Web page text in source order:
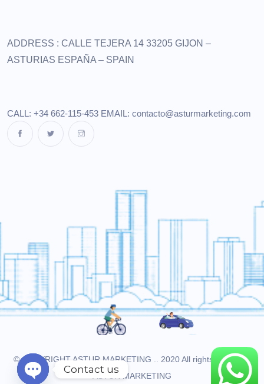
ADDRESS : CALLE TEJERA 14 33205 GIJON –
ASTURIAS ESPAÑA – SPAIN
CALL: +34 662-115-453 EMAIL: contacto@asturmarketing.com
© COPYRIGHT ASTUR MARKETING .. 2020 All rights reserved.
ASTUR MARKETING
Contact us